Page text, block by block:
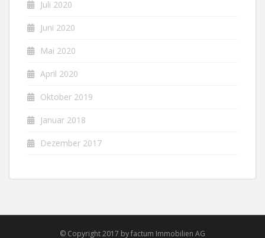
Juli 2020
Juni 2020
Mai 2020
April 2020
Oktober 2019
Januar 2018
Dezember 2017
© Copyright 2017 by factum Immobilien AG